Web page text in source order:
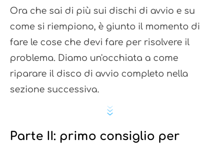
Ora che sai di più sui dischi di avvio e su
come si riempiono, è giunto il momento di
fare le cose che devi fare per risolvere il
problema. Diamo un'occhiata a come
riparare il disco di avvio completo nella
sezione successiva.
Parte II: primo consiglio per